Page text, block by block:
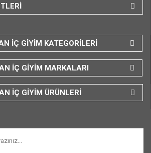
İÇ GİYİM KATEGORİLERİ
İÇ GİYİM MARKALARI
İÇ GİYİM ÜRÜNLERİ